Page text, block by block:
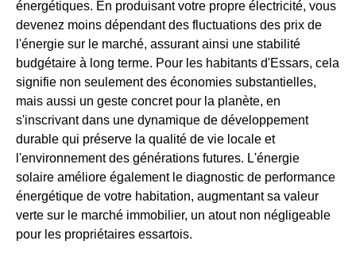
énergétiques. En produisant votre propre électricité, vous
devenez moins dépendant des fluctuations des prix de
l'énergie sur le marché, assurant ainsi une stabilité
budgétaire à long terme. Pour les habitants d'Essars, cela
signifie non seulement des économies substantielles,
mais aussi un geste concret pour la planète, en
s'inscrivant dans une dynamique de développement
durable qui préserve la qualité de vie locale et
l'environnement des générations futures. L'énergie
solaire améliore également le diagnostic de performance
énergétique de votre habitation, augmentant sa valeur
verte sur le marché immobilier, un atout non négligeable
pour les propriétaires essartois.